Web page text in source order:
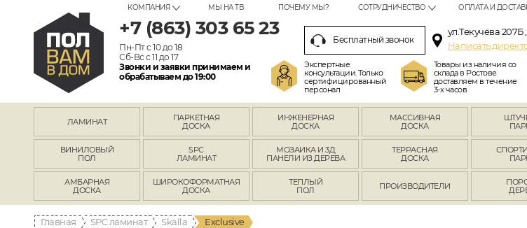
КОМПАНИЯ МЫ НА ТВ ПОЧЕМУ МЫ? СОТРУДНИЧЕСТВО ОПЛАТА И
+7 (863) 303 65 23
Пн-Пт с 10 до 18
Сб-Вс с 11 до 17
Звонки и заявки принимаем и
обрабатываем до 19:00
Бесплатный звонок
ул.Текучёва 207Б
Написать
Экспертные
консультации. Только
сертифицированный
персонал
Товары из наличия со
склада в Ростове
доставляем в течение
3-х часов
ЛАМИНАТ
ПАРКЕТНАЯ
ДОСКА
ИНЖЕНЕРНАЯ
ДОСКА
МАССИВНАЯ
ДОСКА
ВИНИЛОВЫЙ
ПОЛ
SPC
ЛАМИНАТ
МОЗАИКА И 3Д
ПАНЕЛИ ИЗ ДЕРЕВА
ТЕРРАСНАЯ
ДОСКА
АМБАРНАЯ
ДОСКА
ШИРОКОФОРМАТНАЯ
ДОСКА
ТЕПЛЫЙ
ПОЛ
ПРОИЗВОДИТЕЛИ
Главная SPC ламинат Skalla Exclusive